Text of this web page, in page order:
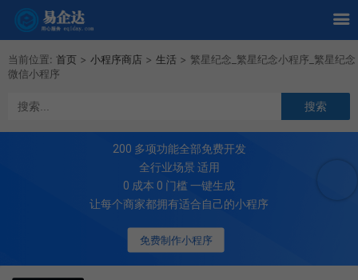
当前位置: 首页 > 小程序商店 > 生活 > 繁星纪念_繁星纪念小程序_繁星纪念
微信小程序
免费制作小程序
200 多项功能全部免费开发
全行业场景 适用
0 成本 0 门槛 一键生成
让每个商家都拥有适合自己的小程序